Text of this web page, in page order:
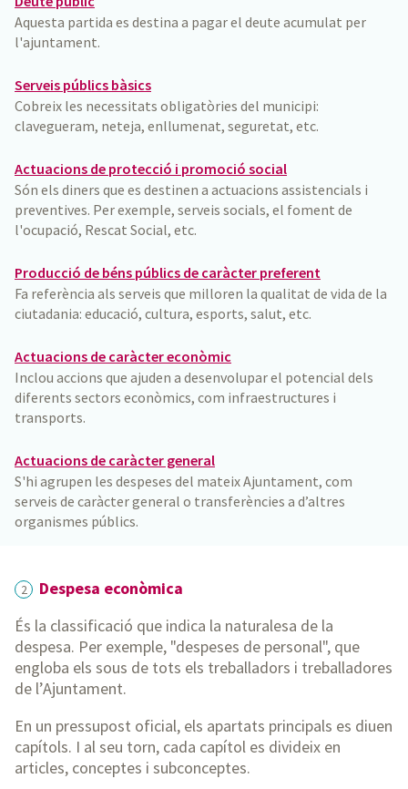
Aquesta partida es destina a pagar el deute acumulat per
l'ajuntament.
Serveis públics bàsics
Cobreix les necessitats obligatòries del municipi:
clavegueram, neteja, enllumenat, seguretat, etc.
Actuacions de protecció i promoció social
Són els diners que es destinen a actuacions assistencials i
preventives. Per exemple, serveis socials, el foment de
l'ocupació, Rescat Social, etc.
Producció de béns públics de caràcter preferent
Fa referència als serveis que milloren la qualitat de vida de la
ciutadania: educació, cultura, esports, salut, etc.
Actuacions de caràcter econòmic
Inclou accions que ajuden a desenvolupar el potencial dels
diferents sectors econòmics, com infraestructures i
transports.
Actuacions de caràcter general
S'hi agrupen les despeses del mateix Ajuntament, com
serveis de caràcter general o transferències a d’altres
organismes públics.
2
Despesa econòmica
És la classificació que indica la naturalesa de la
despesa. Per exemple, "despeses de personal", que
engloba els sous de tots els treballadors i treballadores
de l’Ajuntament.
En un pressupost oficial, els apartats principals es diuen
capítols. I al seu torn, cada capítol es divideix en
articles, conceptes i subconceptes.